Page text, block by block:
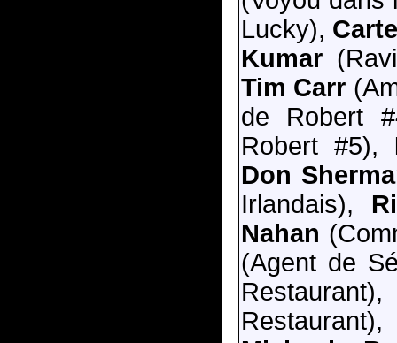
Lucky),
Kumar
Tim Carr
de Robert
Robert #5),
Don
Irlandais),
Nahan
(Agent de